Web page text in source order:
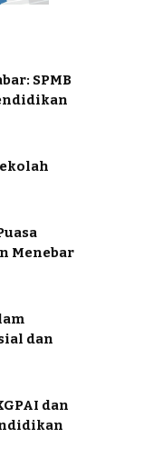
SPMB
Menebar
dan
dan